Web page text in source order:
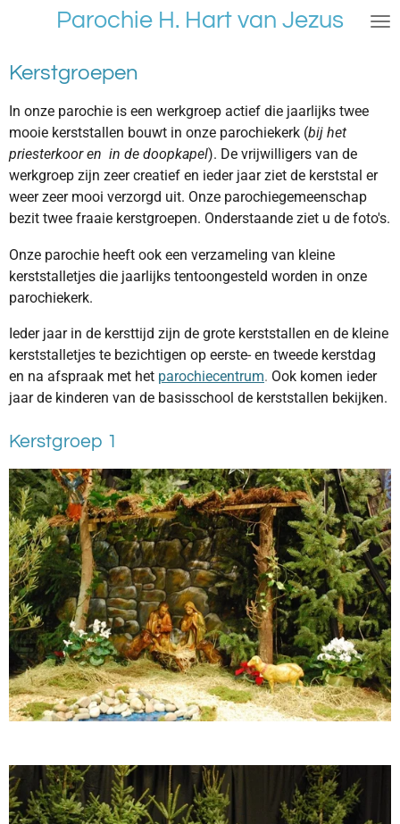
naar
de
hoofdinhoud
Parochie H. Hart van Jezus
Kerstgroepen
In onze parochie is een werkgroep actief die jaarlijks twee
mooie kerststallen bouwt in onze parochiekerk (bij het
priesterkoor en in de doopkapel). De vrijwilligers van de
werkgroep zijn zeer creatief en ieder jaar ziet de kerststal er
weer zeer mooi verzorgd uit. Onze parochiegemeenschap
bezit twee fraaie kerstgroepen. Onderstaande ziet u de foto's.
Onze parochie heeft ook een verzameling van kleine
kerststalletjes die jaarlijks tentoongesteld worden in onze
parochiekerk.
Ieder jaar in de kersttijd zijn de grote kerststallen en de kleine
kerststalletjes te bezichtigen op eerste- en tweede kerstdag
en na afspraak met het parochiecentrum. Ook komen ieder
jaar de kinderen van de basisschool de kerststallen bekijken.
Kerstgroep 1